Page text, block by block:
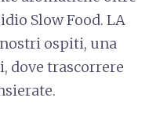
Slow Food. LA
ospiti, una
dove trascorrere